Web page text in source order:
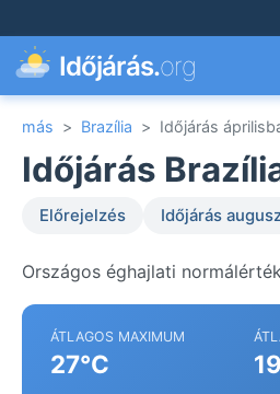
Időjárás.org
más > Brazília > Időjárás
Időjárás
Előrejelzés Időjárás
Országos éghajlati
ÁTLAGOS MAXIMUM
27°C